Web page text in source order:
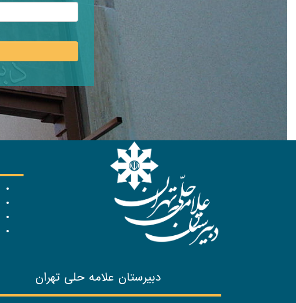
دبیرستان علامه حلی تهران